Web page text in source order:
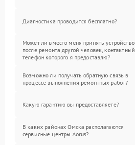
Диагностика проводится бесплатно?
Может ли вместо меня принять устройство
после ремонта другой человек, контактный
телефон которого я предоставлю?
Возможно ли получать обратную связь в
процессе выполнения ремонтных работ?
Какую гарантию вы предоставляете?
В каких районах Омска располагаются
сервисные центры Aorus?